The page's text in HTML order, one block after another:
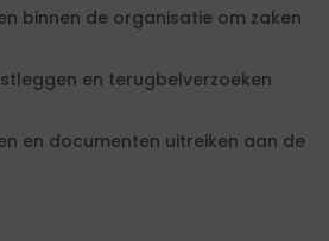
binnen de organisatie om zaken
en terugbelverzoeken
en documenten uitreiken aan de